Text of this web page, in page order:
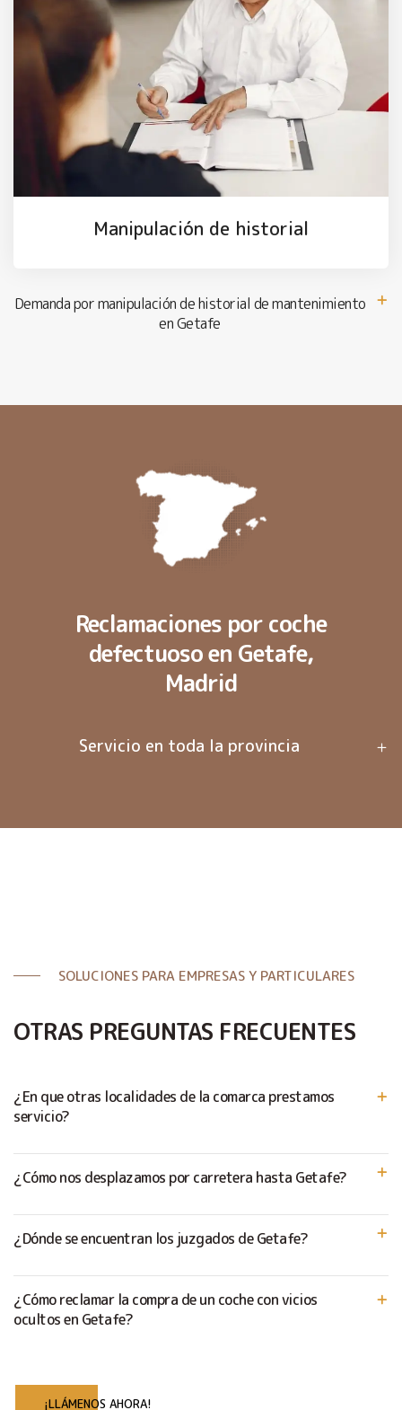
Manipulación de historial
Demanda por manipulación de historial de mantenimiento
en Getafe
Reclamaciones por coche
defectuoso en Getafe,
Madrid
Servicio en toda la provincia
SOLUCIONES PARA EMPRESAS Y PARTICULARES
OTRAS PREGUNTAS FRECUENTES
¿En que otras localidades de la comarca prestamos
servicio?
¿Cómo nos desplazamos por carretera hasta Getafe?
¿Dónde se encuentran los juzgados de Getafe?
¿Cómo reclamar la compra de un coche con vicios
ocultos en Getafe?
¡LLÁMENOS AHORA!